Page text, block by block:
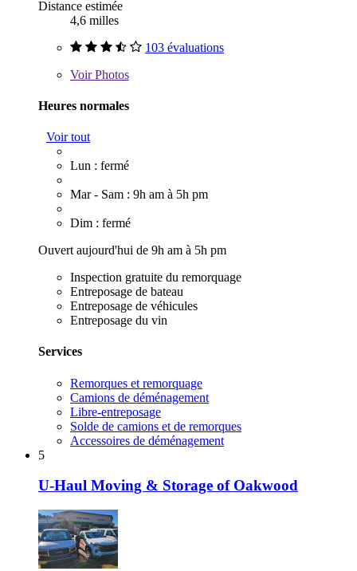
Distance estimée
4,6 milles
103 évaluations
VoirPhotos
Heures normales
Voir tout
Lun : fermé
Mar - Sam : 9h am à 5h pm
Dim : fermé
Ouvert aujourd'hui de 9h am à 5h pm
Inspection gratuite du remorquage
Entreposage de bateau
Entreposage de véhicules
Entreposage du vin
Services
Remorques et remorquage
Camions de déménagement
Libre-entreposage
Solde de camions et de remorques
Accessoires de déménagement
5
U-Haul Moving & Storage of Oakwood